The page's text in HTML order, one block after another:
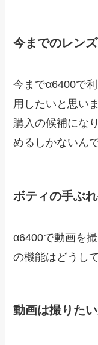
今までのレン
今までα6400で
用したいと思い
購入の候補にな
めるしかないん
ボティの手ぶ
α6400で動画を
の機能はどうし
動画は撮りた